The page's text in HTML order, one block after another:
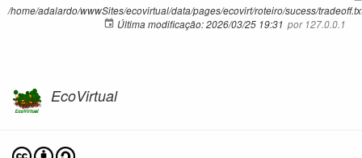
/home/adalardo/wwwSites/ecovirtual/data/pages/ecovirt/roteiro/sucess/
Última modificação:2026/03/25 19:31 por 127.0.0.1
EcoVirtual